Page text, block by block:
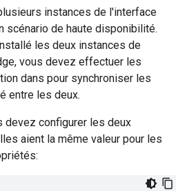
instances de l'interface
scénario de haute disponibilité.
les deux instances de
vous devez effectuer les
dans pour synchroniser les
entre les deux.
devez configurer les deux
aient la même valeur pour les